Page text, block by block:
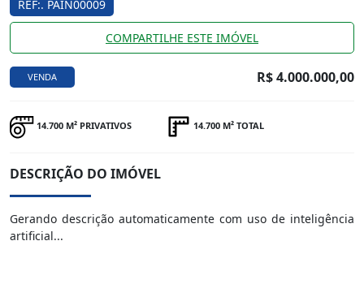
REF:. PAIN00009
COMPARTILHE ESTE IMÓVEL
VENDA R$ 4.000.000,00
14.700 M² PRIVATIVOS 14.700 M² TOTAL
DESCRIÇÃO DO IMÓVEL
Gerando descrição automaticamente com uso de inteligência
artificial...